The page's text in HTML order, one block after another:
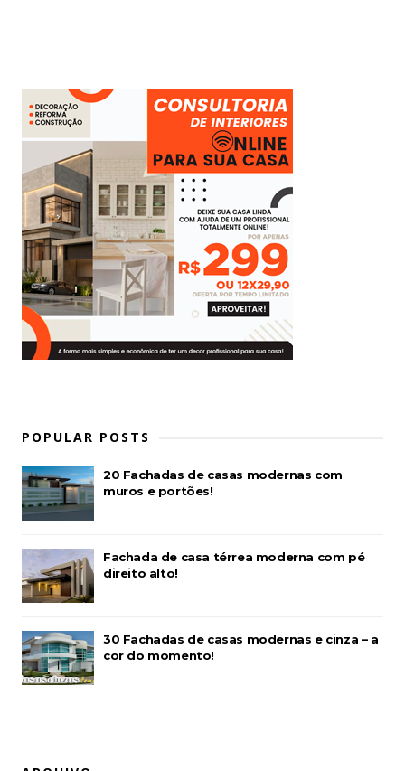
POPULAR POSTS
20 Fachadas de casas modernas com
muros e portões!
Fachada de casa térrea moderna com pé
direito alto!
30 Fachadas de casas modernas e cinza – a
cor do momento!